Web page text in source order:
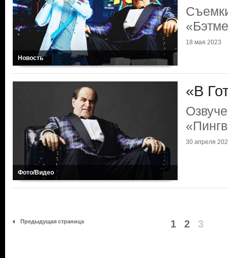
Новость
18 мая 2023
Фото/Видео
«В
30 апреля
Предыдущая страница 1 2 3